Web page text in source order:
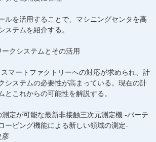
ルを活用することで、マシニングセンタを高
ステムを紹介する。
クシステムとその活用
マートファクトリーへの対応が求められ、計
システムの必要性が高まっている。現在の計
とこれからの可能性を解説する。
定が可能な最新非接触三次元測定機 -バーテ
ービング機能による新しい領域の測定-
彦